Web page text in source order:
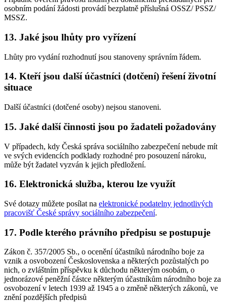
osobním podání žádosti provádí bezplatně příslušná OSSZ/ PSSZ/
MSSZ.
13. Jaké jsou lhůty pro vyřízení
Lhůty pro vydání rozhodnutí jsou stanoveny správním řádem.
14. Kteří jsou další účastníci (dotčení) řešení životní
situace
Další účastníci (dotčené osoby) nejsou stanoveni.
15. Jaké další činnosti jsou po žadateli požadovány
V případech, kdy Česká správa sociálního zabezpečení nebude mít
ve svých evidencích podklady rozhodné pro posouzení nároku,
může být žadatel vyzván k jejich předložení.
16. Elektronická služba, kterou lze využít
Své dotazy můžete posílat na elektronické podatelny jednotlivých
pracovišť České správy sociálního zabezpečení.
17. Podle kterého právního předpisu se postupuje
Zákon č. 357/2005 Sb., o ocenění účastníků národního boje za
vznik a osvobození Československa a některých pozůstalých po
nich, o zvláštním příspěvku k důchodu některým osobám, o
jednorázové peněžní částce některým účastníkům národního boje za
osvobození v letech 1939 až 1945 a o změně některých zákonů, ve
znění pozdějších předpisů